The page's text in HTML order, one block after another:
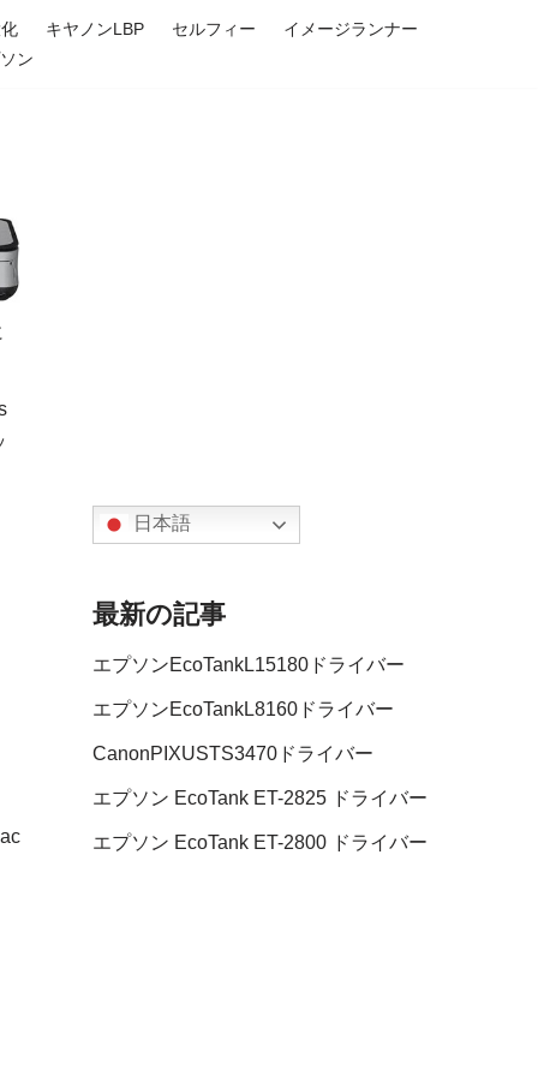
キヤノンLBP セルフィー
イメージランナー
ン
日本語
最新の記事
エプソンEcoTankL15180ドライバー
エプソンEcoTankL8160ドライバー
CanonPIXUSTS3470ドライバー
エプソン EcoTank ET-2825 ドライバー
エプソン EcoTank ET-2800 ドライバー